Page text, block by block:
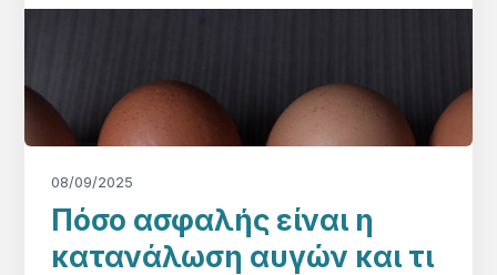
08/09/2025
Πόσο ασφαλής είναι η
κατανάλωση αυγών και τι